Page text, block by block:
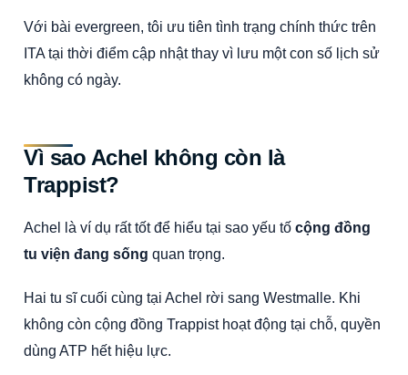
Với bài evergreen, tôi ưu tiên tình trạng chính thức trên
ITA tại thời điểm cập nhật thay vì lưu một con số lịch sử
không có ngày.
Vì sao Achel không còn là
Trappist?
Achel là ví dụ rất tốt để hiểu tại sao yếu tố cộng đồng
tu viện đang sống quan trọng.
Hai tu sĩ cuối cùng tại Achel rời sang Westmalle. Khi
không còn cộng đồng Trappist hoạt động tại chỗ, quyền
dùng ATP hết hiệu lực.